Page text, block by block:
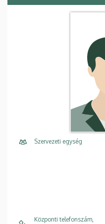
Szervezeti egység
Központi telefonszám,